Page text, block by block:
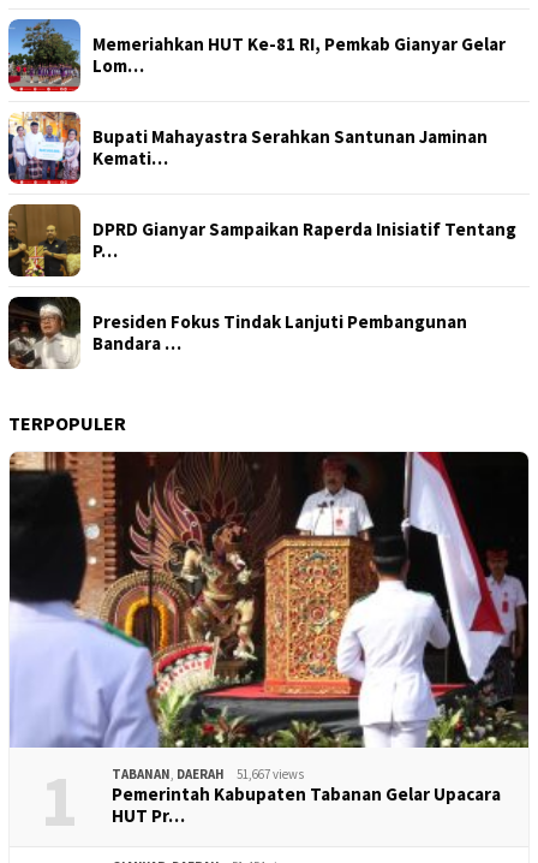
Memeriahkan HUT Ke-81 RI, Pemkab Gianyar Gelar
Lom…
Bupati Mahayastra Serahkan Santunan Jaminan
Kemati…
DPRD Gianyar Sampaikan Raperda Inisiatif Tentang
P…
Presiden Fokus Tindak Lanjuti Pembangunan
Bandara …
TERPOPULER
1 TABANAN DAERAH 51,667 views
Pemerintah Kabupaten Tabanan Gelar Upacara
HUT Pr…